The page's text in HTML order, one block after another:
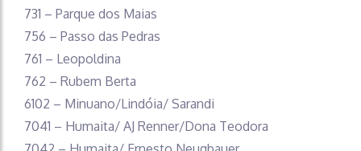
731 – Parque dos Maias
756 – Passo das Pedras
761 – Leopoldina
762 – Rubem Berta
6102 – Minuano/Lindóia/ Sarandi
7041 – Humaita/ AJ Renner/Dona Teodora